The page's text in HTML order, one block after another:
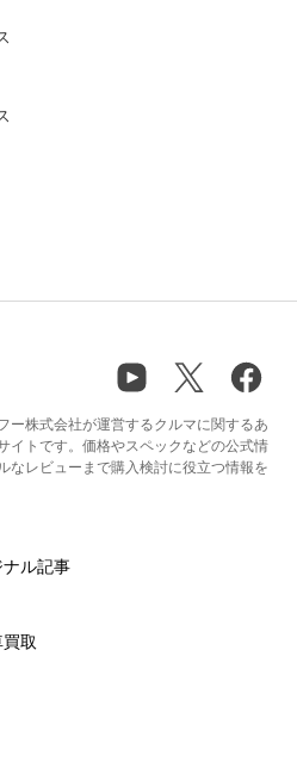
ー株式会社が運営するクルマに関するあ
イトです。価格やスペックなどの公式情
なレビューまで購入検討に役立つ情報を
ナル記事
取